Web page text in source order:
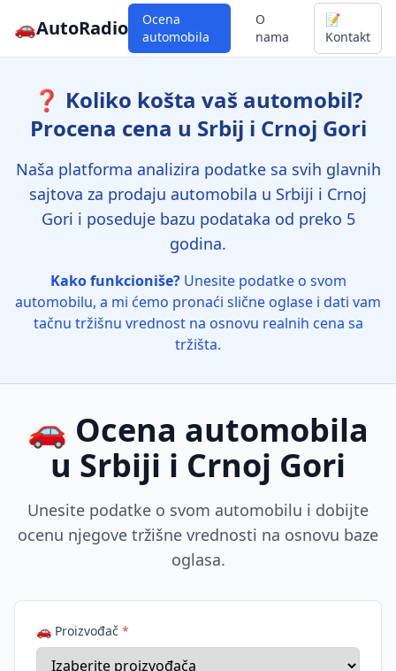
🚗AutoRadio
Ocena
automobila
O
nama
📝
Kontakt
❓ Koliko košta vaš automobil?
Procena cena u Srbij i Crnoj Gori
Naša platforma analizira podatke sa svih glavnih
sajtova za prodaju automobila u Srbiji i Crnoj
Gori i poseduje bazu podataka od preko 5
godina.
Kako funkcioniše?Unesite podatke o svom
automobilu, a mi ćemo pronaći slične oglase i dati vam
tačnu tržišnu vrednost na osnovu realnih cena sa
tržišta.
🚗 Ocena automobila
u Srbiji i Crnoj Gori
Unesite podatke o svom automobilu i dobijte
ocenu njegove tržišne vrednosti na osnovu baze
oglasa.
🚗 Proizvođač *